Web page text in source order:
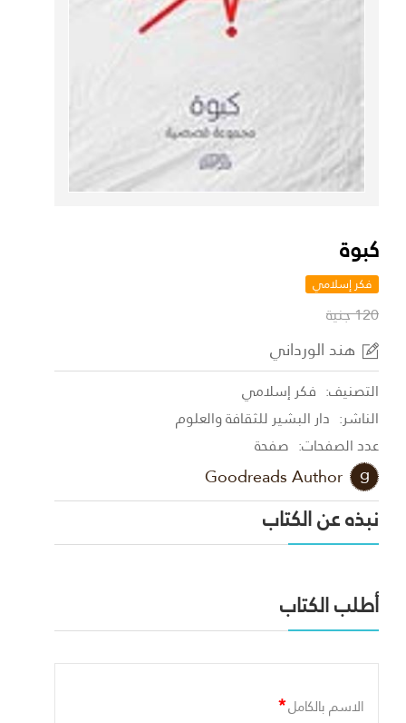
كبوة
فكر إسلامي
120 جنية
هند الورداني
التصنيف: فكر إسلامي
الناشر: دار البشير للثقافة والعلوم
عدد الصفحات: صفحة
Goodreads Author
نبذه عن الكتاب
أطلب الكتاب
الاسم بالكامل*